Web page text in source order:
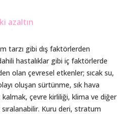
azaltın
tarzı gibi dış faktörlerden
hastalıklar gibi iç faktörlerde
olan çevresel etkenler; sıcak su,
oluşan sürtünme, sık hava
çevre kirliliği, klima ve diğer
Kuru deri, stratum